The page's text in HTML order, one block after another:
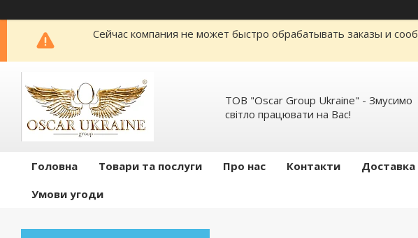
Сейчас компания не может быстро обрабатывать заказы и
ТОВ "Oscar Group Ukraine" - Змусимо
світло працювати на Вас!
Головна Товари та послуги Про нас Контакти
Умови угоди